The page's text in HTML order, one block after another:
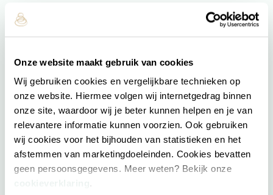
Onze website maakt gebruik van cookies
Wij gebruiken cookies en vergelijkbare technieken op
onze website. Hiermee volgen wij internetgedrag binnen
onze site, waardoor wij je beter kunnen helpen en je van
relevantere informatie kunnen voorzien. Ook gebruiken
wij cookies voor het bijhouden van statistieken en het
afstemmen van marketingdoeleinden. Cookies bevatten
geen persoonsgegevens. Meer weten? Bekijk onze
.